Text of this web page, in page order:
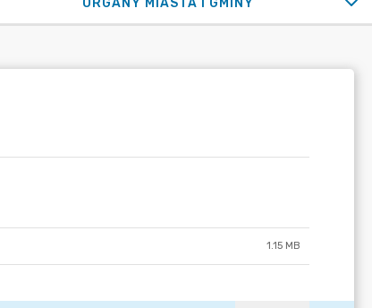
ORGANY MIASTA I GMINY
1.15 MB